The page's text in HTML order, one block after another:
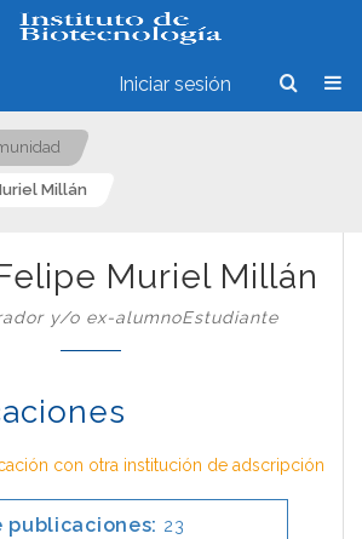
Iniciar sesión
Millán
Muriel Millán
y/o ex-alumnoEstudiante
con otra institución de adscripción
publicaciones: 23